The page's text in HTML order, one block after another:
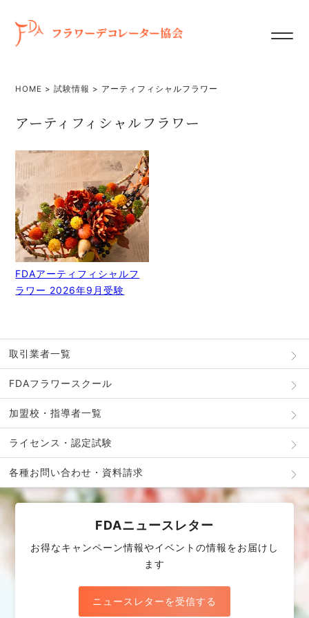
HOME >試験情報 > アーティフィシャルフラワー
アーティフィシャルフラワー
FDAアーティフィシャルフ
ラワー 2026年9月受験
取引業者一覧
FDAフラワースクール
加盟校・指導者一覧
ライセンス・認定試験
各種お問い合わせ・資料請求
FDAニュースレター
お得なキャンペーン情報やイベントの情報をお届けし
ます
ニュースレターを受信する